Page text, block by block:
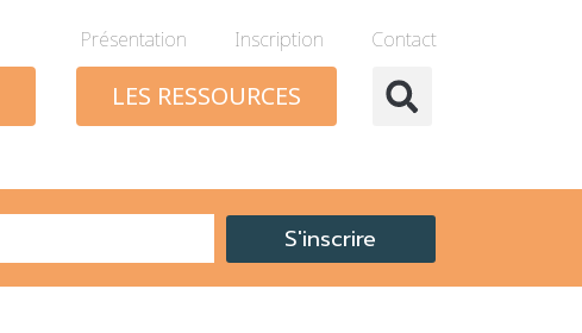
Présentation Inscription Contact
LES RESSOURCES
S'inscrire